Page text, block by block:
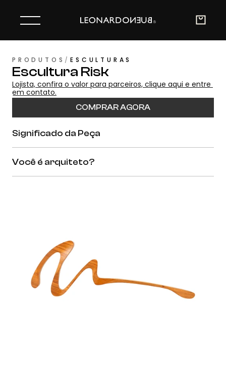
PRODUTOS /ESCULTURAS
Escultura Risk
Lojista, confira o valor para parceiros, clique aqui e entre
em contato.
COMPRAR AGORA
Significado da Peça
Você é arquiteto?